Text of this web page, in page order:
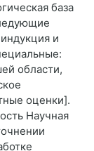
база
и
области,
оценки].
Научная